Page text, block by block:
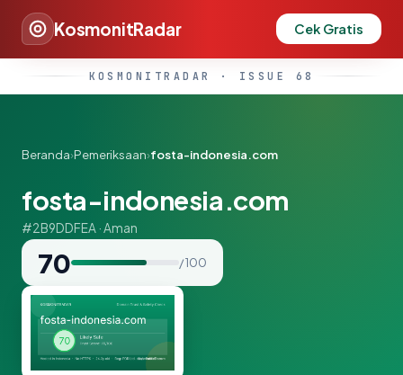
KosmonitRadar Cek Gratis
KOSMONITRADAR · ISSUE 68
Beranda›Pemeriksaan›fosta-indonesia.com
fosta-indonesia.com
#2B9DDFEA · Aman
70 / 100